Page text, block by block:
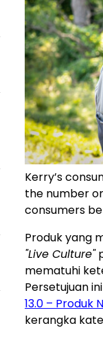
Kerry’s
the number
consumers
Produk yang
"Live Culture"
mematuhi
Persetujuan
13.0 – Produk
kerangka